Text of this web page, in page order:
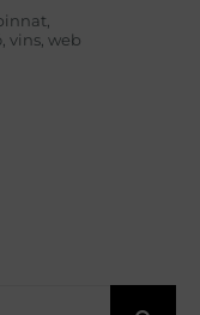
, vins, web